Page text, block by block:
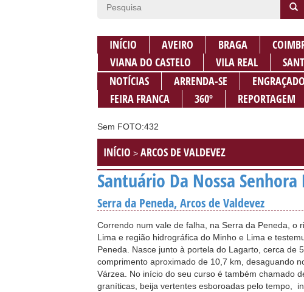
INÍCIO AVEIRO BRAGA
VIANA DO CASTELO
VILA REAL
NOTÍCIAS
ARRENDA-SE ENGRAÇADO
FEIRA FRANCA
360º REPORTAGEM
Sem FOTO:432
INÍCIO > ARCOS DE VALDEVEZ
Santuário Da Nossa Senhora
Serra da Peneda, Arcos de Valdevez
Correndo num vale de falha, na Serra da Peneda, o
Lima e região hidrográfica do Minho e Lima e
Peneda. Nasce junto à portela do Lagarto, cerca de
comprimento aproximado de 10,7 km, desaguando
Várzea. No início do seu curso é também chamado
graníticas, beija vertentes esboroadas pelo tempo,